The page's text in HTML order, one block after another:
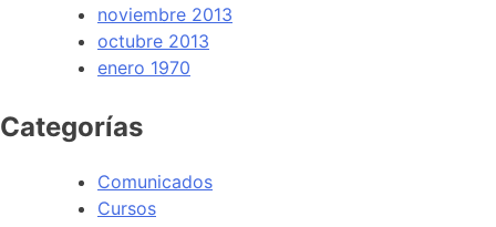
noviembre 2013
octubre 2013
enero 1970
Categorías
Comunicados
Cursos